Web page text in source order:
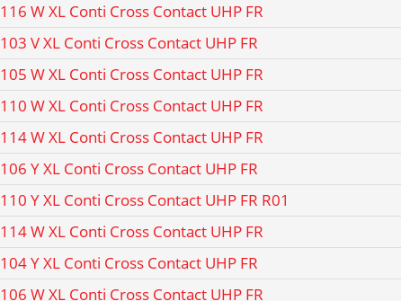
116 W XL Conti Cross Contact UHP FR
103 V XL Conti Cross Contact UHP FR
105 W XL Conti Cross Contact UHP FR
110 W XL Conti Cross Contact UHP FR
114 W XL Conti Cross Contact UHP FR
106 Y XL Conti Cross Contact UHP FR
110 Y XL Conti Cross Contact UHP FR R01
114 W XL Conti Cross Contact UHP FR
104 Y XL Conti Cross Contact UHP FR
106 W XL Conti Cross Contact UHP FR